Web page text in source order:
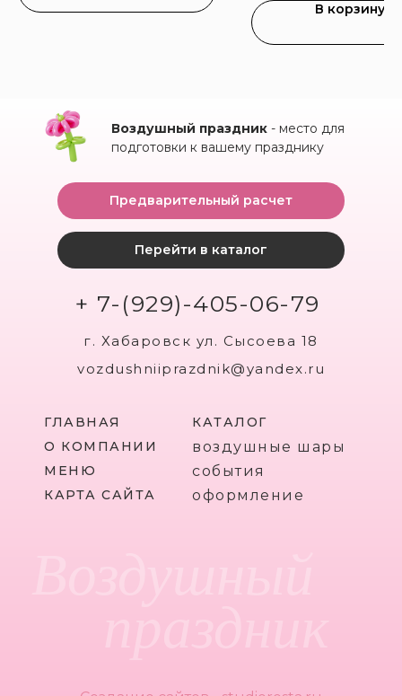
В корзину
Воздушный праздник - место для
подготовки к вашему празднику
ГЛАВНАЯ
Перейти в каталог
Предварительный расчет
+ 7-(929)-405-06-79
г. Хабаровск ул. Сысоева 18
vozdushniiprazdnik@yandex.ru
О КОМПАНИИ
КАРТА САЙТА
МЕНЮ
КАТАЛОГ
воздушные шары
события
оформление